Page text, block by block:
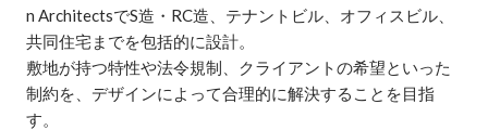
n ArchitectsでS造・RC造、テナントビル、オフィスビル、
共同住宅までを包括的に設計。
敷地が持つ特性や法令規制、クライアントの希望といった
制約を、デザインによって合理的に解決することを目指
す。